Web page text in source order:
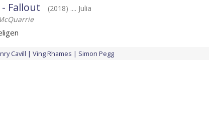
Fallout
(2018) .... Julia
Cavill Ving Rhames Simon Pegg